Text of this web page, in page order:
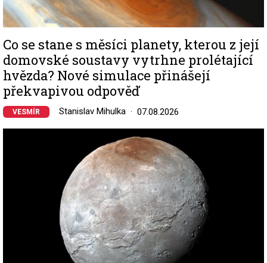
Co se stane s měsíci planety, kterou z její
domovské soustavy vytrhne prolétající
hvězda? Nové simulace přinášejí
překvapivou odpověď
VESMÍR Stanislav Mihulka 07.08.2026